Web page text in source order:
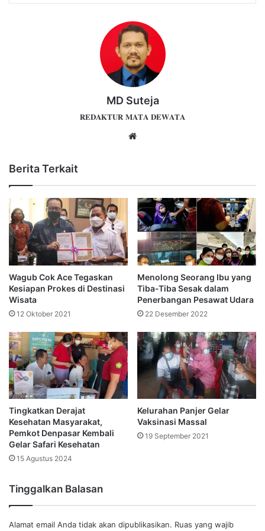
MD Suteja
𝐑𝐄𝐃𝐀𝐊𝐓𝐔𝐑 𝐌𝐀𝐓𝐀 𝐃𝐄𝐖𝐀𝐓𝐀
Berita Terkait
Wagub Cok Ace Tegaskan
Kesiapan Prokes di Destinasi
Wisata
12 Oktober 2021
Menolong Seorang Ibu yang
Tiba-Tiba Sesak dalam
Penerbangan Pesawat Udara
22 Desember 2022
Tingkatkan Derajat
Kesehatan Masyarakat,
Pemkot Denpasar Kembali
Gelar Safari Kesehatan
15 Agustus 2024
Kelurahan Panjer Gelar
Vaksinasi Massal
19 September 2021
Tinggalkan Balasan
Alamat email Anda tidak akan dipublikasikan. Ruas yang wajib